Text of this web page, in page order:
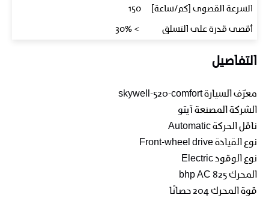
السرعة القصوى [كم/ساعة] 150
أقصى قدرة على التسلق ＞30%
التفاصيل
معرّف السيارةskywell-520-comfort
الشركة المصنعة آيتو
ناقل الحركةAutomatic
نوع القيادةFront-wheel drive
نوع الوقودElectric
المحرك825 bhp AC
قوة المحرك204 حصانًا